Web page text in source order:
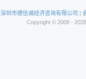
深圳市德信诚经济咨询有限公司 |
Copyright © 2008 -